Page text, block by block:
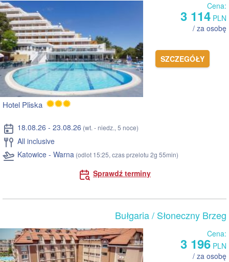
Cena:
3 114 PLN
/ za osobę
SZCZEGÓŁY
Hotel Pliska
18.08.26 - 23.08.26 (wt. - niedz., 5 noce)
All inclusive
Katowice - Warna (odlot 15:25, czas przelotu 2g 55min)
Sprawdź terminy
Bułgaria/ Słoneczny Brzeg
Cena:
3 196 PLN
/ za osobę